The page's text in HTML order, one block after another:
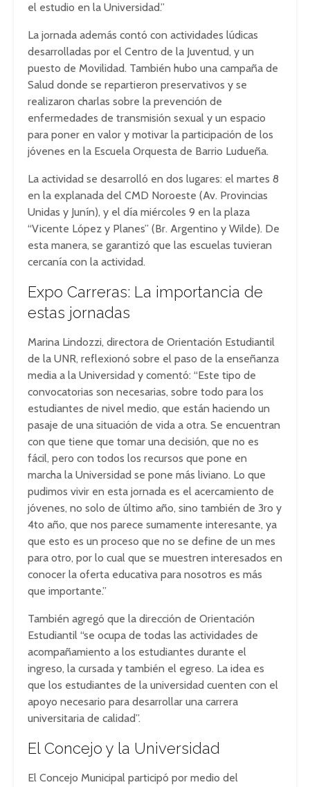
el estudio en la Universidad.”
La jornada además contó con actividades lúdicas
desarrolladas por el Centro de la Juventud, y un
puesto de Movilidad. También hubo una campaña de
Salud donde se repartieron preservativos y se
realizaron charlas sobre la prevención de
enfermedades de transmisión sexual y un espacio
para poner en valor y motivar la participación de los
jóvenes en la Escuela Orquesta de Barrio Ludueña.
La actividad se desarrolló en dos lugares: el martes 8
en la explanada del CMD Noroeste (Av. Provincias
Unidas y Junín), y el día miércoles 9 en la plaza
“Vicente López y Planes” (Br. Argentino y Wilde). De
esta manera, se garantizó que las escuelas tuvieran
cercanía con la actividad.
Expo Carreras: La importancia de
estas jornadas
Marina Lindozzi, directora de Orientación Estudiantil
de la UNR, reflexionó sobre el paso de la enseñanza
media a la Universidad y comentó: “Este tipo de
convocatorias son necesarias, sobre todo para los
estudiantes de nivel medio, que están haciendo un
pasaje de una situación de vida a otra. Se encuentran
con que tiene que tomar una decisión, que no es
fácil, pero con todos los recursos que pone en
marcha la Universidad se pone más liviano. Lo que
pudimos vivir en esta jornada es el acercamiento de
jóvenes, no solo de último año, sino también de 3ro y
4to año, que nos parece sumamente interesante, ya
que esto es un proceso que no se define de un mes
para otro, por lo cual que se muestren interesados en
conocer la oferta educativa para nosotros es más
que importante.”
También agregó que la dirección de Orientación
Estudiantil “se ocupa de todas las actividades de
acompañamiento a los estudiantes durante el
ingreso, la cursada y también el egreso. La idea es
que los estudiantes de la universidad cuenten con el
apoyo necesario para desarrollar una carrera
universitaria de calidad”.
El Concejo y la Universidad
El Concejo Municipal participó por medio del